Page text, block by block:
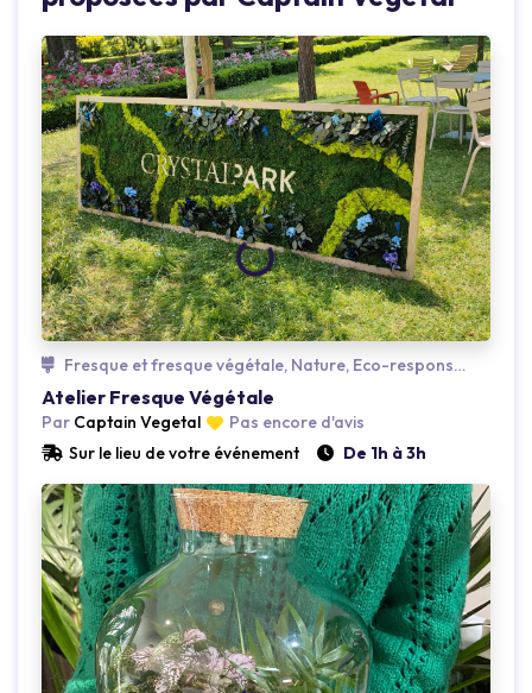
Loading...
Fresque et fresque végétale, Nature, Eco-responsable
Atelier Fresque Végétale
Par Captain Vegetal
Pas encore d'avis
Sur le lieu de votre événement
De 1h à 3h
Loading...